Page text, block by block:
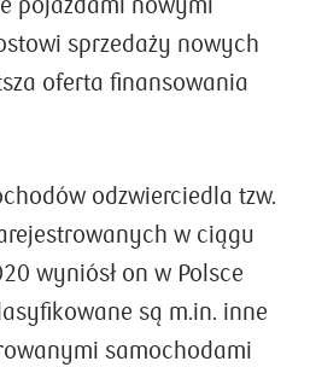
sprzedaży nowych
oferta finansowania
odzwierciedla tzw.
w ciągu
wyniósł on w Polsce
są m.in. inne
samochodami